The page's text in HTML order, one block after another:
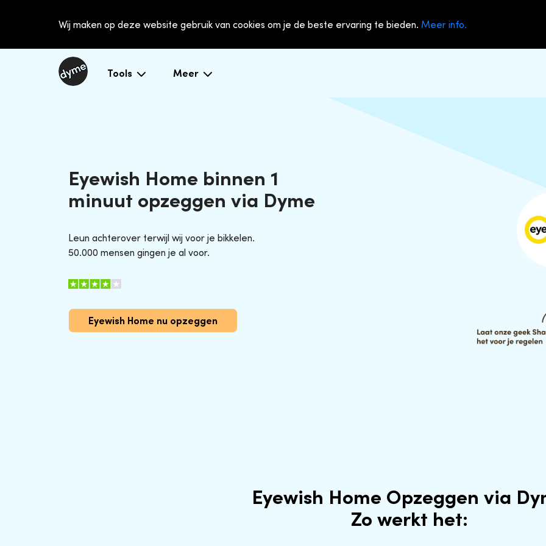
Wij maken op deze website gebruik van cookies om je de beste ervaring te bieden. Meer info.
Tools Meer
Eyewish Home binnen 1
minuut opzeggen via Dyme
Leun achterover terwijl wij voor je bikkelen.
50.000 mensen gingen je al voor.
Eyewish Home nu opzeggen
Eyewish Home Opzeggen via
Zo werkt het: